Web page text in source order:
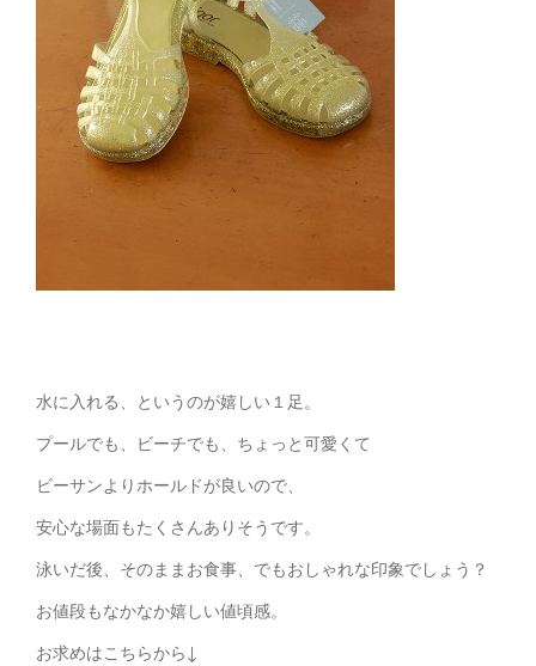
水に入れる、というのが嬉しい１足。
プールでも、ビーチでも、ちょっと可愛くて
ビーサンよりホールドが良いので、
安心な場面もたくさんありそうです。
泳いだ後、そのままお食事、でもおしゃれな印象でしょう？
お値段もなかなか嬉しい値頃感。
お求めはこちらから↓